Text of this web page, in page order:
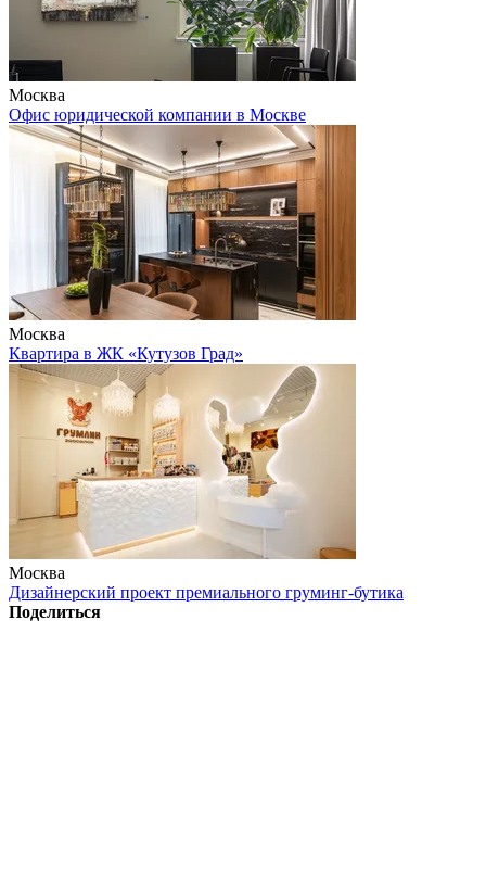
Москва
Офис юридической компании в Москве
Москва
Квартира в ЖК «Кутузов Град»
Москва
Дизайнерский проект премиального груминг-бутика
Поделиться